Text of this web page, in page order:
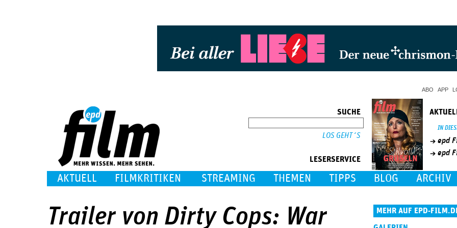
ABO APP
SUCHE
LESERSERVICE
IN
epd
epd
AKTUELL FILMKRITIKEN STREAMING THEMEN TIPPS BLOG ARCHIV
Trailer von Dirty Cops: War MEHR AUF EPD-